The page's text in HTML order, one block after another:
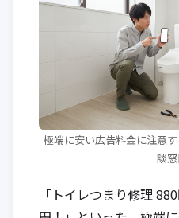
極端に安い広告料金に注意
談窓
「トイレつまり修理